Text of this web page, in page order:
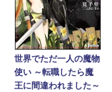
世界でただ一人の魔物
使い ～転職したら魔
王に間違われました～